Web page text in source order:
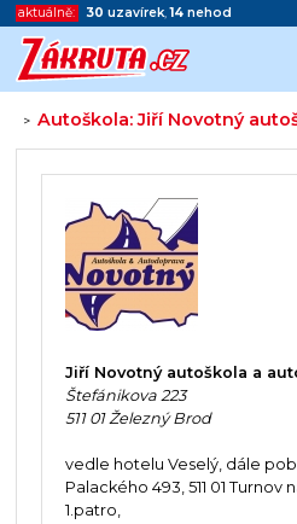
aktuálně: 30 uzavírek,14 nehod
>Autoškola: Jiří Novotný
Začátek reklamy
Konec reklamy
Jiří Novotný autoškola a
Štefánikova 223
511 01 Železný Brod
vedle hotelu Veselý, dále
Palackého 493, 511 01 Turnov
1.patro,